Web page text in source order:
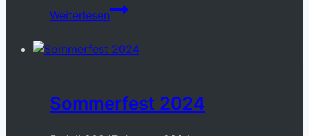
Weiterlesen
„Stadt
Land
Spielt!“
Sommerfest 2024